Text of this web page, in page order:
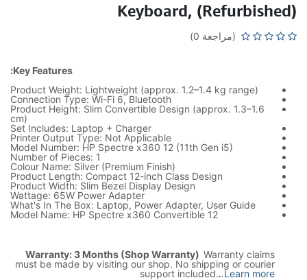
Keyboard, (Refurbished)
(مراجعة 0)
Key Features:
Product Weight: Lightweight (approx. 1.2–1.4 kg range)
Connection Type: Wi-Fi 6, Bluetooth
Product Height: Slim Convertible Design (approx. 1.3–1.6
cm)
Set Includes: Laptop + Charger
Printer Output Type: Not Applicable
Model Number: HP Spectre x360 12 (11th Gen i5)
Number of Pieces: 1
Colour Name: Silver (Premium Finish)
Product Length: Compact 12-inch Class Design
Product Width: Slim Bezel Display Design
Wattage: 65W Power Adapter
What's In The Box: Laptop, Power Adapter, User Guide
Model Name: HP Spectre x360 Convertible 12
Warranty: 3 Months (Shop Warranty) Warranty claims
must be made by visiting our shop. No shipping or courier
support included...Learn more